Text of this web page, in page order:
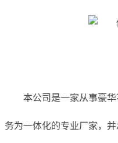
本公司是一家从事豪
务为一体化的专业厂家，